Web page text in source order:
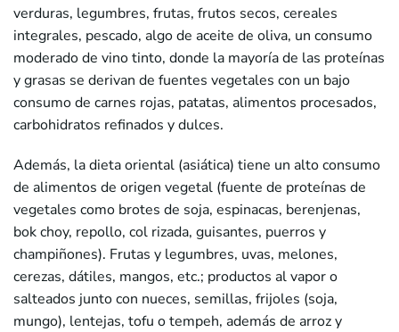
verduras, legumbres, frutas, frutos secos, cereales
integrales, pescado, algo de aceite de oliva, un consumo
moderado de vino tinto, donde la mayoría de las proteínas
y grasas se derivan de fuentes vegetales con un bajo
consumo de carnes rojas, patatas, alimentos procesados,
carbohidratos refinados y dulces.
Además, la dieta oriental (asiática) tiene un alto consumo
de alimentos de origen vegetal (fuente de proteínas de
vegetales como brotes de soja, espinacas, berenjenas,
bok choy, repollo, col rizada, guisantes, puerros y
champiñones). Frutas y legumbres, uvas, melones,
cerezas, dátiles, mangos, etc.; productos al vapor o
salteados junto con nueces, semillas, frijoles (soja,
mungo), lentejas, tofu o tempeh, además de arroz y